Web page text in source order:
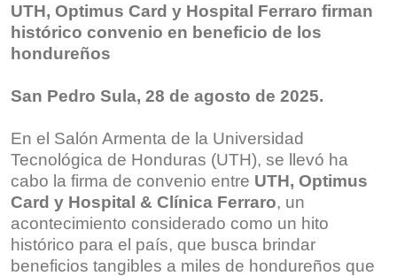
UTH, Optimus Card y Hospital Ferraro firman
histórico convenio en beneficio de los
hondureños
San Pedro Sula, 28 de agosto de 2025.
En el Salón Armenta de la Universidad
Tecnológica de Honduras (UTH), se llevó ha
cabo la firma de convenio entre UTH, Optimus
Card y Hospital & Clínica Ferraro, un
acontecimiento considerado como un hito
histórico para el país, que busca brindar
beneficios tangibles a miles de hondureños que